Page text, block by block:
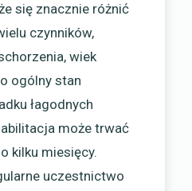
się znacznie różnić
czynników,
wiek
ogólny stan
łagodnych
może trwać
kilku miesięcy.
uczestnictwo